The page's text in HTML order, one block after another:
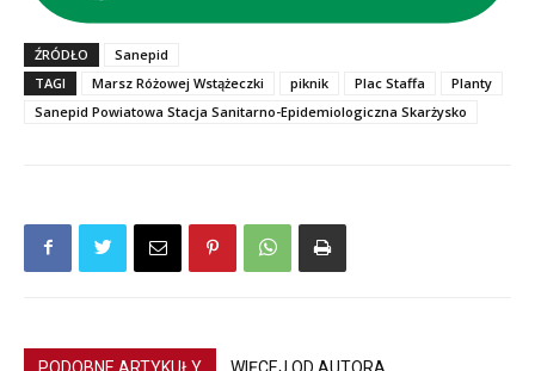
ŹRÓDŁO
Sanepid
TAGI
Marsz Różowej Wstążeczki piknik Plac Staffa
Planty
Sanepid Powiatowa Stacja Sanitarno-Epidemiologiczna Skarżysko
PODOBNE ARTYKUŁY WIĘCEJ OD AUTORA